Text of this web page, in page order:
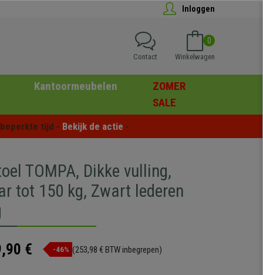
Inloggen
0
Winkelwagen
Contact
Kantoormeubelen
ZOMER
SALE
tijd - Bekijk de actie -
TOMPA, Dikke vulling,
tot 150 kg, Zwart lederen
€ -46% (253,98 € BTW inbegrepen)